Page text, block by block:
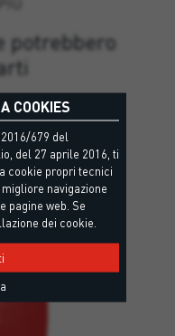
potrebbero
COOKIES
679 del
del 27 aprile 2016, ti
cookie propri tecnici
navigazione
pagine web. Se
dei cookie.